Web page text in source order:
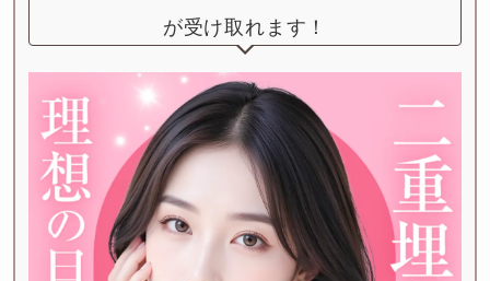
が受け取れます！